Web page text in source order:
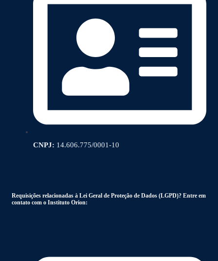
CNPJ: 14.606.775/0001-10
Requisições relacionadas à Lei Geral de Proteção de Dados (LGPD)? Entre em
contato com o Instituto Orion: